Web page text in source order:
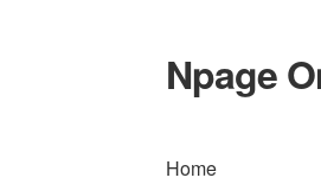
Skip
to
Skip
to
Npage
Home